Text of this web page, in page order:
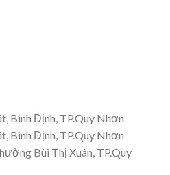
Bình Định, TP.Quy Nhơn
Bình Định, TP.Quy Nhơn
Bùi Thị Xuân, TP.Quy